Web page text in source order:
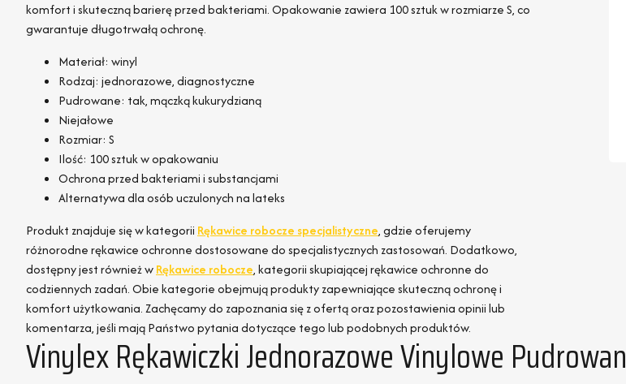
komfort i skuteczną barierę przed bakteriami. Opakowanie zawiera 100 sztuk w rozmiarze S, co
gwarantuje długotrwałą ochronę.
Materiał: winyl
Rodzaj: jednorazowe, diagnostyczne
Pudrowane: tak, mączką kukurydzianą
Niejałowe
Rozmiar: S
Ilość: 100 sztuk w opakowaniu
Ochrona przed bakteriami i substancjami
Alternatywa dla osób uczulonych na lateks
Produkt znajduje się w kategorii Rękawice robocze specjalistyczne, gdzie oferujemy
różnorodne rękawice ochronne dostosowane do specjalistycznych zastosowań. Dodatkowo,
dostępny jest również wRękawice robocze, kategorii skupiającej rękawice ochronne do
codziennych zadań. Obie kategorie obejmują produkty zapewniające skuteczną ochronę i
komfort użytkowania. Zachęcamy do zapoznania się z ofertą oraz pozostawienia opinii lub
komentarza, jeśli mają Państwo pytania dotyczące tego lub podobnych produktów.
Vinylex Rękawiczki Jednorazowe Vinylowe